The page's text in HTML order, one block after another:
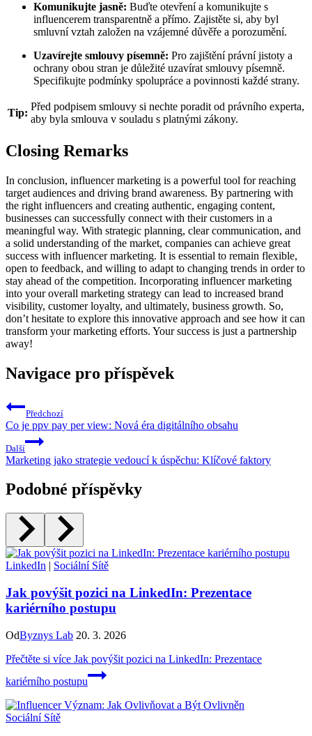
Komunikujte jasně: Buďte otevření a komunikujte s
influencerem transparentně a přímo. Zajistěte si, aby byl
smluvní vztah založen na vzájemné důvěře a porozumění.
Uzavírejte smlouvy písemně: Pro zajištění právní jistoty a
ochrany obou stran je důležité uzavírat smlouvy písemně.
Specifikujte podmínky spolupráce a povinnosti každé strany.
Tip:
Před podpisem smlouvy si nechte poradit od právního experta,
aby byla smlouva v souladu s platnými zákony.
Closing Remarks
In conclusion, influencer marketing is a powerful tool for reaching
target audiences and driving brand awareness. By partnering with
the right influencers and creating authentic, engaging content,
businesses can successfully connect with their customers in a
meaningful way. With strategic planning, clear communication, and
a solid understanding of the market, companies can achieve great
success with influencer marketing. It is essential to remain flexible,
open to feedback, and willing to adapt to changing trends in order to
stay ahead of the competition. Incorporating influencer marketing
into your overall marketing strategy can lead to increased brand
visibility, customer loyalty, and ultimately, business growth. So,
don’t hesitate to explore this innovative approach and see how it can
transform your marketing efforts. Your success is just a partnership
away!
Navigace pro příspěvek
Předchozí
Co je ppv pay per view: Nová éra digitálního obsahu
Další
Marketing jako strategie vedoucí k úspěchu: Klíčové faktory
Podobné příspěvky
LinkedIn | Sociální Sítě
Jak povýšit pozici na LinkedIn: Prezentace
kariérního postupu
OdByznys Lab 20. 3. 2026
Přečtěte si více Jak povýšit pozici na LinkedIn: Prezentace
kariérního postupu
Sociální Sítě